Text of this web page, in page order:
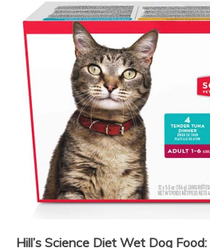
Hill’s Science Diet Wet Dog Food: